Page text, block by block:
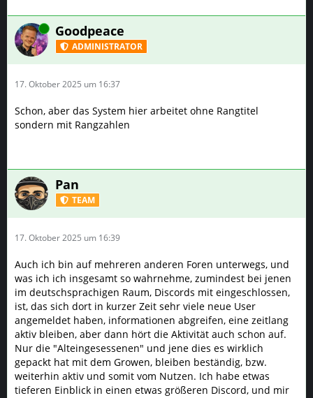
Online Goodpeace
ADMINISTRATOR
17. Oktober 2025 um 16:37
Schon, aber das System hier arbeitet ohne Rangtitel
sondern mit Rangzahlen
Pan
TEAM
17. Oktober 2025 um 16:39
Auch ich bin auf mehreren anderen Foren unterwegs, und
was ich ich insgesamt so wahrnehme, zumindest bei jenen
im deutschsprachigen Raum, Discords mit eingeschlossen,
ist, das sich dort in kurzer Zeit sehr viele neue User
angemeldet haben, informationen abgreifen, eine zeitlang
aktiv bleiben, aber dann hört die Aktivität auch schon auf.
Nur die "Alteingesessenen" und jene dies es wirklich
gepackt hat mit dem Growen, bleiben beständig, bzw.
weiterhin aktiv und somit vom Nutzen. Ich habe etwas
tieferen Einblick in einen etwas größeren Discord, und mir